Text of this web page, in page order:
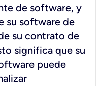
de software, y
su software de
su contrato de
significa que su
puede